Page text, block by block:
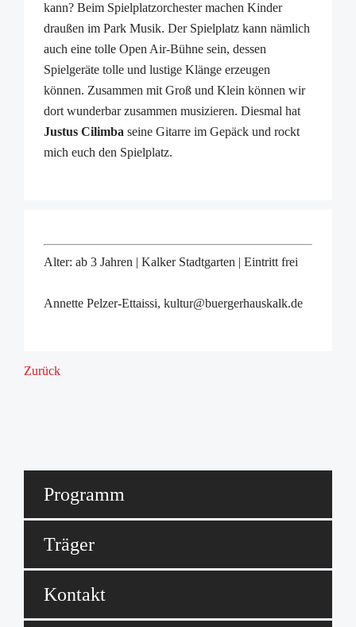
kann? Beim Spielplatzorchester machen Kinder
draußen im Park Musik. Der Spielplatz kann nämlich
auch eine tolle Open Air-Bühne sein, dessen
Spielgeräte tolle und lustige Klänge erzeugen
können. Zusammen mit Groß und Klein können wir
dort wunderbar zusammen musizieren. Diesmal hat
Justus Cilimba seine Gitarre im Gepäck und rockt
mich euch den Spielplatz.
Alter: ab 3 Jahren | Kalker Stadtgarten | Eintritt frei
Annette Pelzer-Ettaissi, kultur@buergerhauskalk.de
Zurück
Programm
Träger
Kontakt